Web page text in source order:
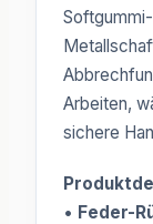
Arbeiten,
sichere
• Feder-